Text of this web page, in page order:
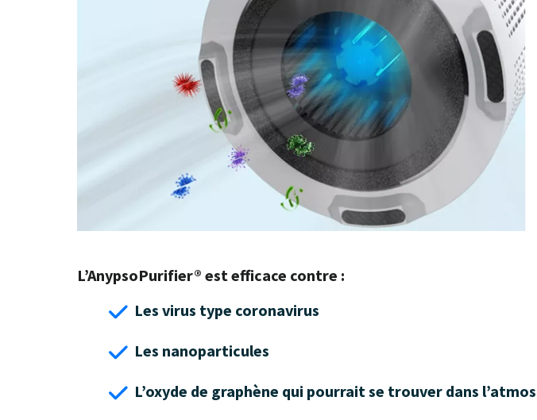
L’AnypsoPurifier® est efficace contre :
Les virus type coronavirus
Les nanoparticules
L’oxyde de graphène qui pourrait se trouver dans